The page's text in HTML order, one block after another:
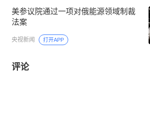
美参议院通过一项对俄能源领域制裁
法案
央视新闻 打开APP
评论